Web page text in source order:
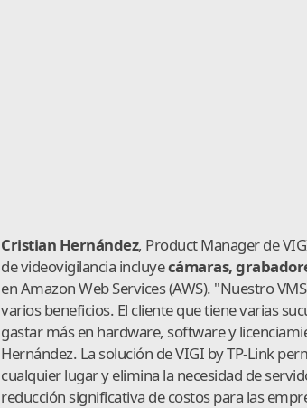
Cristian Hernández, Product Manager de
de videovigilancia incluyecámaras,
en Amazon Web Services (AWS). "Nuestro
varios beneficios. El cliente que tiene varias
gastar más en hardware, software y
Hernández. La solución de VIGI by TP-Link
cualquier lugar y elimina la necesidad de
reducción significativa de costos para las